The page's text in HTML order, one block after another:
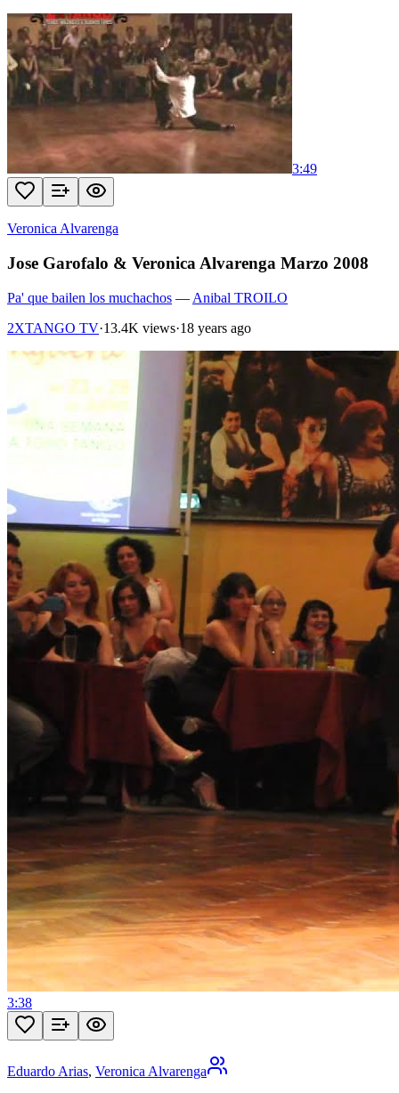
3:49
Veronica Alvarenga
Jose Garofalo & Veronica Alvarenga Marzo 2008
Pa' que bailen los muchachos — Anibal TROILO
2XTANGO TV·13.4K views·18 years ago
3:38
Eduardo Arias, Veronica Alvarenga